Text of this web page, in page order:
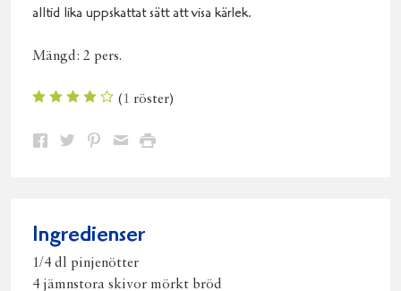
alltid lika uppskattat sätt att visa kärlek.
Mängd: 2 pers.
(1 röster)
Dela Dela Dela DelaSkriv
Ingredienser
1/4 dl pinjenötter
4 jämnstora skivor mörkt bröd